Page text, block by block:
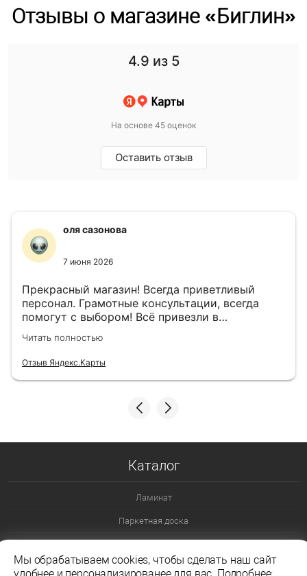
Отзывы о магазине «Биглин»
4.9 из 5
На основе 45 оценок
Оставить отзыв
оля сазонова
7 июня 2026
Прекрасный магазин! Всегда приветливый
персонал. Грамотные консультации, всегда
помогут с выбором! Всё привезли в
назначенный день!
Читать полностью
Отзыв Яндекс.Карты
Каталог
Ламинат
Паркетная доска
Ламинат 33 класс
Мы обрабатываем cookies, чтобы сделать наш сайт